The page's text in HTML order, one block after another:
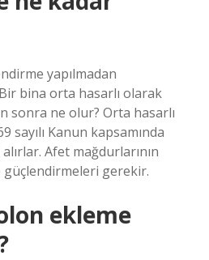
yapılmadan
bina orta hasarlı olarak
sonra ne olur? Orta hasarlı
sayılı Kanun kapsamında
Afet mağdurlarının
güçlendirmeleri gerekir.
ekleme